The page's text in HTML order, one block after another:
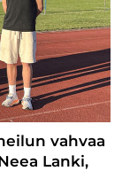
vahvaa
Lanki,